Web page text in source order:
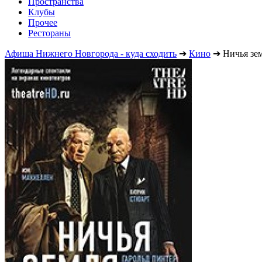
Клубы
Прочее
Рестораны
Афиша Нижнего Новгорода - куда сходить ➔ Кино ➔ Ничья